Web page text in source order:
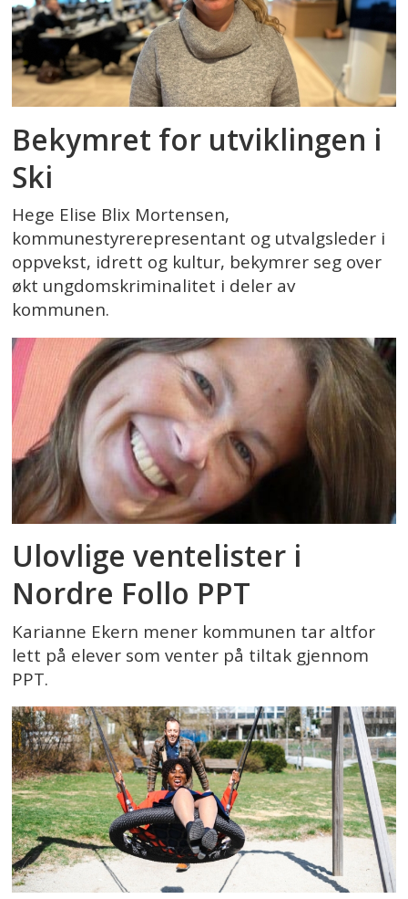
Bekymret for utviklingen i
Ski
Hege Elise Blix Mortensen,
kommunestyrerepresentant og utvalgsleder i
oppvekst, idrett og kultur, bekymrer seg over
økt ungdomskriminalitet i deler av
kommunen.
Ulovlige ventelister i
Nordre Follo PPT
Karianne Ekern mener kommunen tar altfor
lett på elever som venter på tiltak gjennom
PPT.